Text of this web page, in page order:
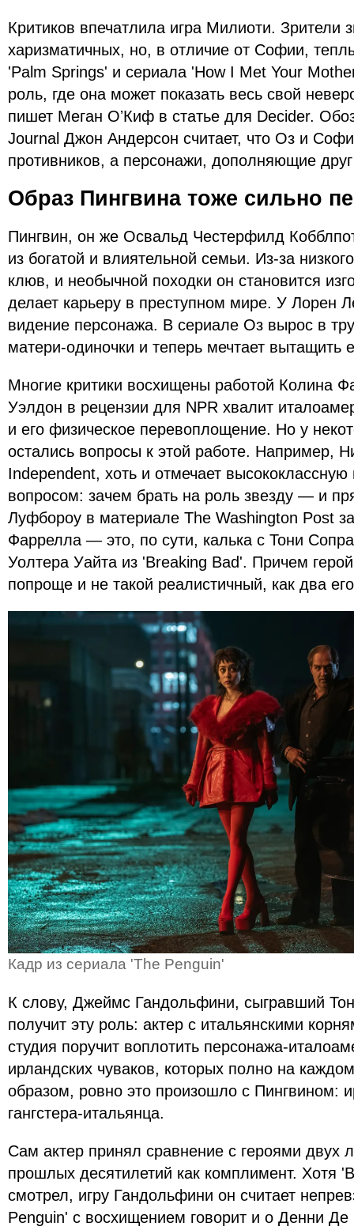
Критиков впечатлила игра Милиоти. Зрители
харизматичных, но, в отличие от Софии,
'Palm Springs' и сериала 'How I Met Your
роль, где она может показать весь свой
пишет Меган ОʼКиф в статье для Decider.
Journal Джон Андерсон считает, что Оз и
противников, а персонажи, дополняющие друг
Образ Пингвина тоже сильно
Пингвин, он же Освальд Честерфилд
из богатой и влиятельной семьи. Из-за
клюв, и необычной походки он становится
делает карьеру в преступном мире. У Лорен
видение персонажа. В сериале Оз вырос в
матери-одиночки и теперь мечтает вытащить
Многие критики восхищены работой Колина
Уэлдон в рецензии для NPR хвалит
и его физическое перевоплощение. Но у
остались вопросы к этой работе. Например,
Independent, хоть и отмечает
вопросом: зачем брать на роль звезду — и
Луфбороу в материале The Washington Post
Фаррелла — это, по сути, калька с Тони
Уолтера Уайта из 'Breaking Bad'. Причем
попроще и не такой реалистичный, как два
Кадр из сериала 'The Penguin'
К слову, Джеймс Гандольфини, сыгравший
получит эту роль: актер с итальянскими
студия поручит воплотить персонажа-
ирландских чуваков, которых полно на
образом, ровно это произошло с Пингвином:
гангстера-итальянца.
Сам актер принял сравнение с героями двух
прошлых десятилетий как комплимент. Хотя
смотрел, игру Гандольфини он считает
Penguin' с восхищением говорит и о Денни Де